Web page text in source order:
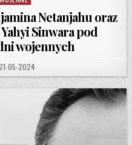
Netanjahu oraz
Sinwara pod
wojennych
DATE:
05-2024